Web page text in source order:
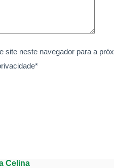
site neste navegador para a
*
Celina